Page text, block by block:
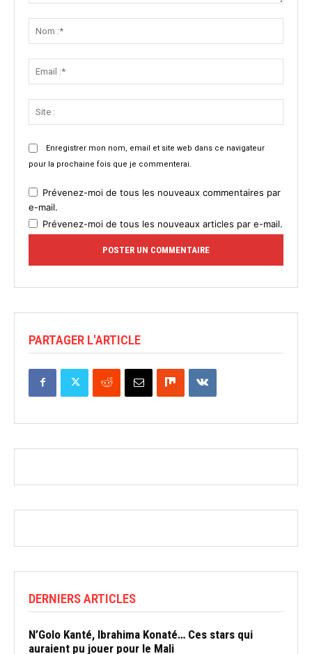
Enregistrer mon nom, email et site web dans ce navigateur
pour la prochaine fois que je commenterai.
Prévenez-moi de tous les nouveaux commentaires par
e-mail.
Prévenez-moi de tous les nouveaux articles par e-mail.
PARTAGER L'ARTICLE
DERNIERS ARTICLES
N’Golo Kanté, Ibrahima Konaté… Ces stars qui
auraient pu jouer pour le Mali